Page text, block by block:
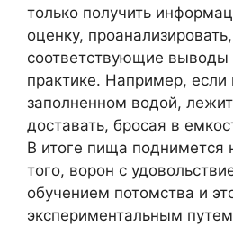
только получить
оценку,
соответствующие выводы
практике. Например, если
заполненном водой,
доставать, бросая в
В итоге пища поднимется
того, ворон с
обучением потомства и
экспериментальным